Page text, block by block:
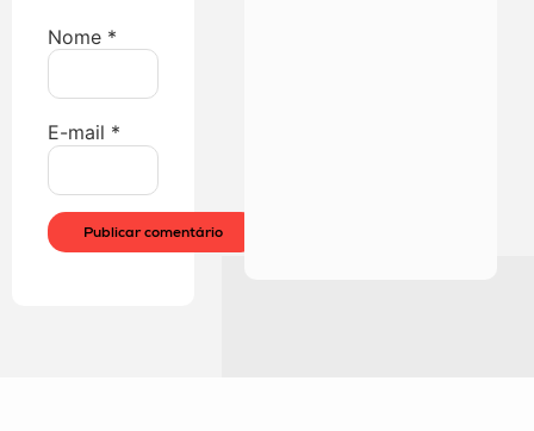
Nome *
E-mail *